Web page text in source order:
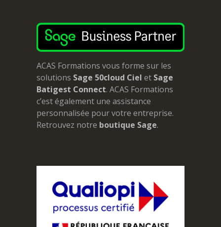
ACAS Formations vous forme sur les
solutions Sage 50cloud Ciel et Sage
Batigest Connect. ACAS Formations
c’est également une assistance
personnalisée pour votre entreprise.
Retrouvez notre boutique Sage.